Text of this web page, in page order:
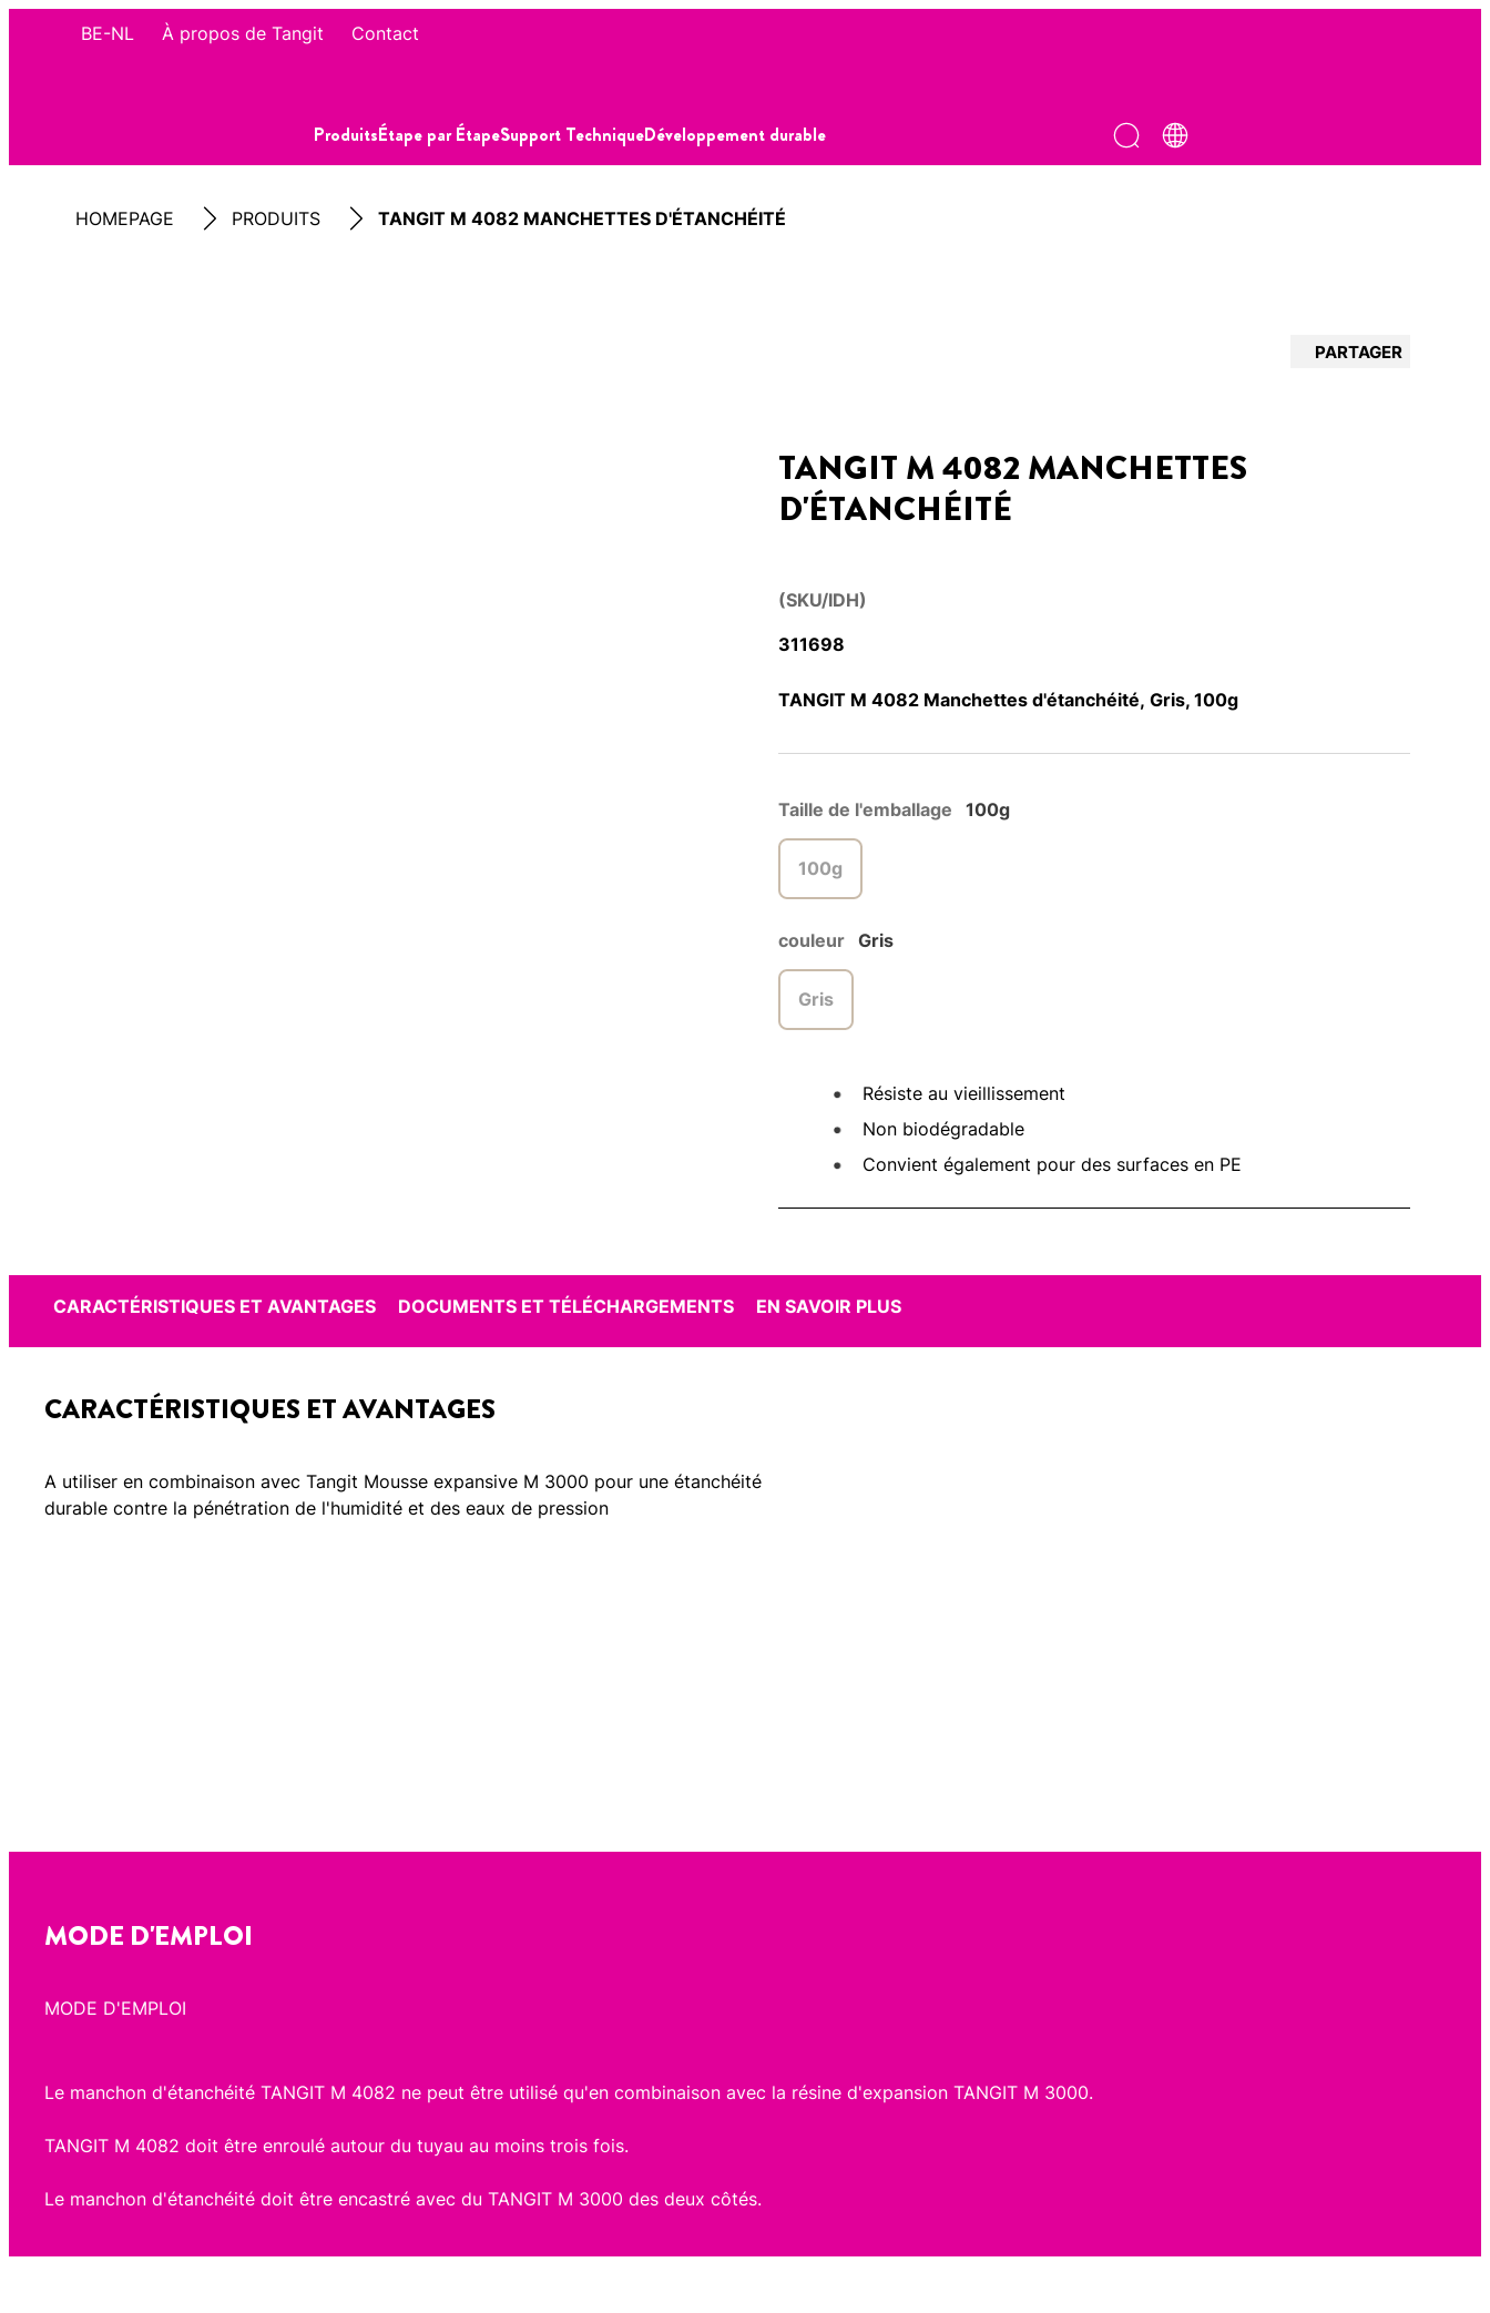
BE-NL À propos de Tangit Contact
ProduitsÉtape par ÉtapeSupport TechniqueDéveloppement durable
HOMEPAGE PRODUITS TANGIT M 4082 MANCHETTES D'ÉTANCHÉITÉ
PARTAGER
TANGIT M 4082 MANCHETTES
D'ÉTANCHÉITÉ
(SKU/IDH)
311698
TANGIT M 4082 Manchettes d'étanchéité, Gris, 100g
Taille de l'emballage 100g
100g
couleur Gris
Gris
Résiste au vieillissement
Non biodégradable
Convient également pour des surfaces en PE
CARACTÉRISTIQUES ET AVANTAGES DOCUMENTS ET TÉLÉCHARGEMENTS EN SAVOIR PLUS
CARACTÉRISTIQUES ET AVANTAGES
A utiliser en combinaison avec Tangit Mousse expansive M 3000 pour une étanchéité
durable contre la pénétration de l'humidité et des eaux de pression
MODE D'EMPLOI
MODE D'EMPLOI
Le manchon d'étanchéité TANGIT M 4082 ne peut être utilisé qu'en combinaison avec la résine d'expansion TANGIT M 3000.
TANGIT M 4082 doit être enroulé autour du tuyau au moins trois fois.
Le manchon d'étanchéité doit être encastré avec du TANGIT M 3000 des deux côtés.